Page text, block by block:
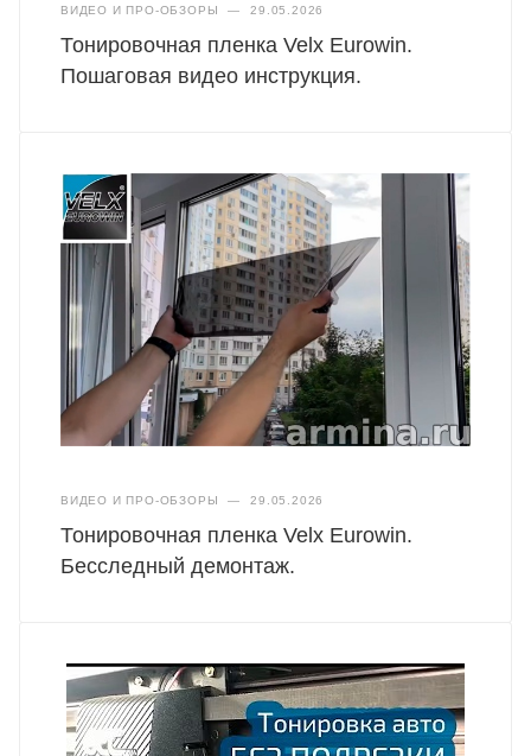
ВИДЕО И ПРО-ОБЗОРЫ — 29.05.2026
Тонировочная пленка Velx Eurowin.
Пошаговая видео инструкция.
ВИДЕО И ПРО-ОБЗОРЫ — 29.05.2026
Тонировочная пленка Velx Eurowin.
Бесследный демонтаж.